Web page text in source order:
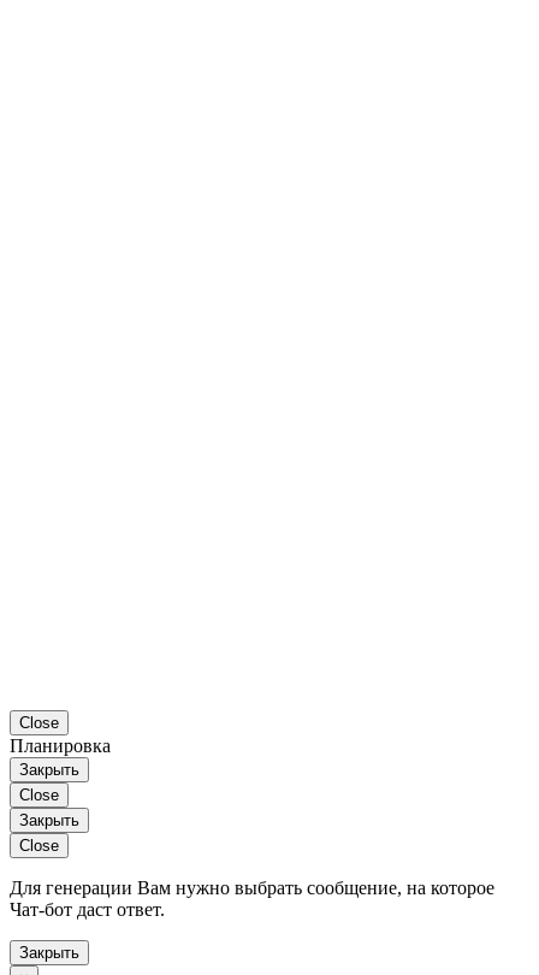
Close
Планировка
Закрыть
Close
Закрыть
Close
Для генерации Вам нужно выбрать сообщение, на которое
Чат-бот даст ответ.
Закрыть